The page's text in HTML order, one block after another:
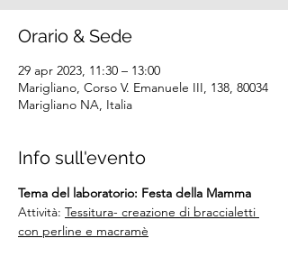
Orario & Sede
29 apr 2023, 11:30 – 13:00
Marigliano, Corso V. Emanuele III, 138, 80034
Marigliano NA, Italia
Info sull'evento
Tema del laboratorio: Festa della Mamma
Attività: Tessitura- creazione di braccialetti
con perline e macramè